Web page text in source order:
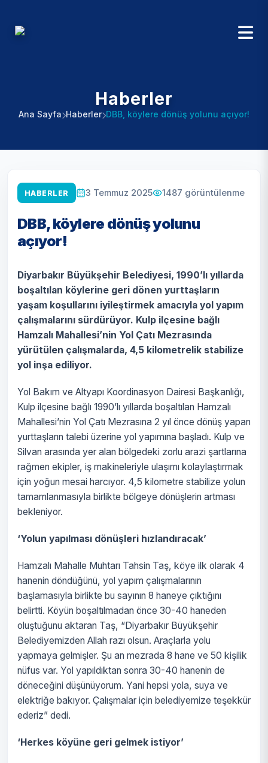
Haberler
Ana Sayfa Haberler DBB, köylere dönüş yolunu açıyor!
HABERLER 3 Temmuz 2025 1487 görüntülenme
DBB, köylere dönüş yolunu
açıyor!
Diyarbakır Büyükşehir Belediyesi, 1990’lı yıllarda
boşaltılan köylerine geri dönen yurttaşların
yaşam koşullarını iyileştirmek amacıyla yol yapım
çalışmalarını sürdürüyor. Kulp ilçesine bağlı
Hamzalı Mahallesi’nin Yol Çatı Mezrasında
yürütülen çalışmalarda, 4,5 kilometrelik stabilize
yol inşa ediliyor.
Yol Bakım ve Altyapı Koordinasyon Dairesi Başkanlığı,
Kulp ilçesine bağlı 1990’lı yıllarda boşaltılan Hamzalı
Mahallesi’nin Yol Çatı Mezrasına 2 yıl önce dönüş yapan
yurttaşların talebi üzerine yol yapımına başladı. Kulp ve
Silvan arasında yer alan bölgedeki zorlu arazi şartlarına
rağmen ekipler, iş makineleriyle ulaşımı kolaylaştırmak
için yoğun mesai harcıyor. 4,5 kilometre stabilize yolun
tamamlanmasıyla birlikte bölgeye dönüşlerin artması
bekleniyor.
‘Yolun yapılması dönüşleri hızlandıracak’
Hamzalı Mahalle Muhtarı Tahsin Taş, köye ilk olarak 4
hanenin döndüğünü, yol yapım çalışmalarının
başlamasıyla birlikte bu sayının 8 haneye çıktığını
belirtti. Köyün boşaltılmadan önce 30-40 haneden
oluştuğunu aktaran Taş, “Diyarbakır Büyükşehir
Belediyemizden Allah razı olsun. Araçlarla yolu
yapmaya gelmişler. Şu an mezrada 8 hane ve 50 kişilik
nüfus var. Yol yapıldıktan sonra 30-40 hanenin de
döneceğini düşünüyorum. Yani hepsi yola, suya ve
elektriğe bakıyor. Çalışmalar için belediyemize teşekkür
ederiz” dedi.
‘Herkes köyüne geri gelmek istiyor’